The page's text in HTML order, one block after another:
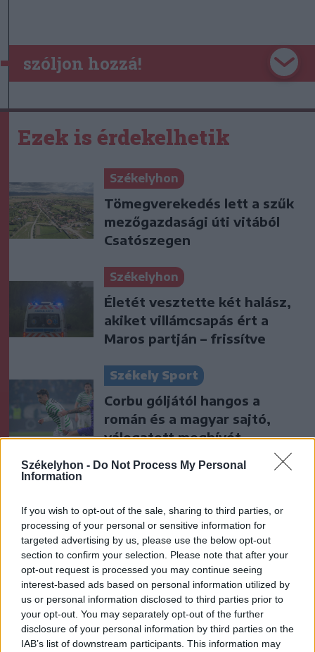
Székelyhon - Do Not Process My Personal
Information
If you wish to opt-out of the sale, sharing to third parties, or
processing of your personal or sensitive information for
targeted advertising by us, please use the below opt-out
section to confirm your selection. Please note that after your
opt-out request is processed you may continue seeing
interest-based ads based on personal information utilized by
us or personal information disclosed to third parties prior to
your opt-out. You may separately opt-out of the further
disclosure of your personal information by third parties on the
IAB’s list of downstream participants. This information may
szóljon hozzá!
Ezek is érdekelhetik
Székelyhon
Tömegverekedés lett a szűk
mezőgazdasági úti vitából
Csatószegen
Székelyhon
Életét vesztette két halász,
akiket villámcsapás ért a
Maros partján – frissítve
Székely Sport
Corbu góljától hangos a
román és a magyar sajtó,
válogatott meghívót
Büntetőfeljelentést tett
Majka ügyvédje a romániai
telefonszámról érkezett
fenyegetés miatt
Székely Sport
Nagy pofonba szaladt belé a
Kolozsvári CFR, kikapott a